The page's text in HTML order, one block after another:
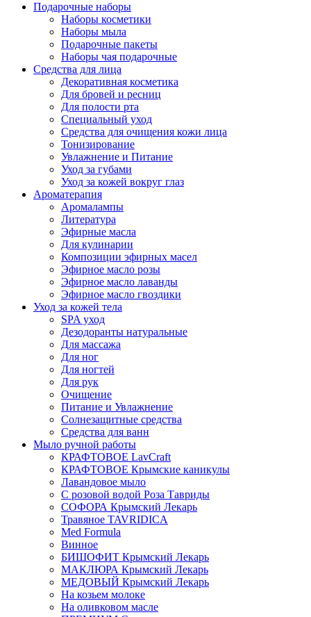
Подарочные наборы
Наборы косметики
Наборы мыла
Подарочные пакеты
Наборы чая подарочные
Средства для лица
Декоративная косметика
Для бровей и ресниц
Для полости рта
Специальный уход
Средства для очищения кожи лица
Тонизирование
Увлажнение и Питание
Уход за губами
Уход за кожей вокруг глаз
Ароматерапия
Аромалампы
Литература
Эфирные масла
Для кулинарии
Композиции эфирных масел
Эфирное масло розы
Эфирное масло лаванды
Эфирное масло гвоздики
Уход за кожей тела
SPA уход
Дезодоранты натуральные
Для массажа
Для ног
Для ногтей
Для рук
Очищение
Питание и Увлажнение
Солнезащитные средства
Средства для ванн
Мыло ручной работы
КРАФТОВОЕ LavCraft
КРАФТОВОЕ Крымские каникулы
Лавандовое мыло
С розовой водой Роза Тавриды
СОФОРА Крымский Лекарь
Травяное TAVRIDICA
Med Formula
Винное
БИШОФИТ Крымский Лекарь
МАКЛЮРА Крымский Лекарь
МЕДОВЫЙ Крымский Лекарь
На козьем молоке
На оливковом масле